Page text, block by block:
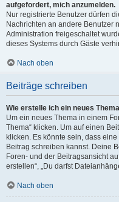
aufgefordert, mich anzumelden.
Nur registrierte Benutzer dürfen
Nachrichten an andere Benutzer
Administration freigeschaltet
dieses Systems durch Gäste
Nach oben
Beiträge schreiben
Wie erstelle ich ein neues
Um ein neues Thema in einem
Thema“ klicken. Um auf einen
klicken. Es könnte sein, dass
Beitrag schreiben kannst. Deine
Foren- und der Beitragsansicht
erstellen“, „Du darfst
Nach oben